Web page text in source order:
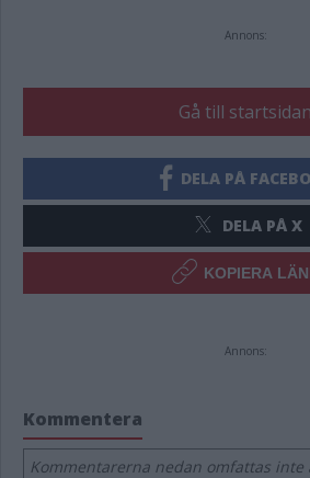
Annons:
Gå till startsidan
DELA PÅ
DELA PÅ X
KOPIERA
Annons:
Kommentera
Kommentarerna nedan omfattas inte